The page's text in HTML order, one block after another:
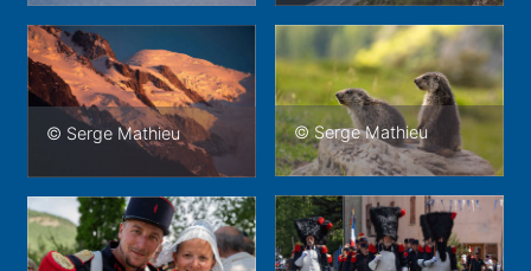
© Serge Mathieu © Serge Mathieu